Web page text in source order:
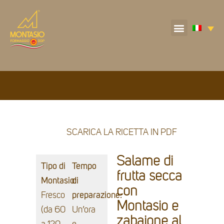
SCARICA LA RICETTA IN PDF
Tipo di
Montasio:
Fresco
(da 60
Tempo
di
preparazione:
Un’ora
Salame di
frutta secca
con
Montasio e